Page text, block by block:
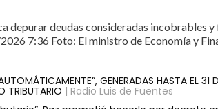
depurar deudas consideradas incobrables
7:36 Foto: El ministro de Economía y
GENERADAS HASTA EL 31
TRIBUTARIO | Radio Luis de Fuentes